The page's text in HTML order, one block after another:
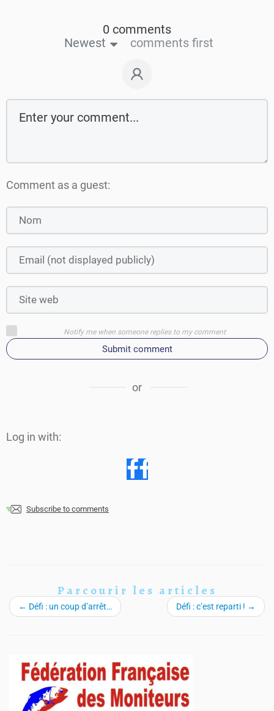
0 comments
Newest
comments first
Comment as a guest:
Notify me when someone replies to my comment
Submit comment
or
Log in with:
Subscribe to comments
Parcourir les articles
← Défi : un coup d’arrêt… Défi : c’est reparti ! →